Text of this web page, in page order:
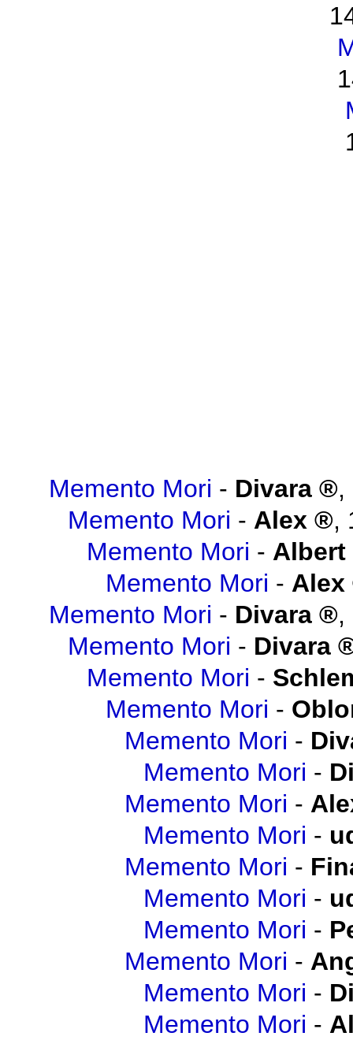
Memento Mori - Divara ,
Memento Mori - Alex ,
Memento Mori - Albert
Memento Mori - Alex
Memento Mori - Divara ,
Memento Mori - Divara
Memento Mori -
Memento Mori -
Memento Mori -
Memento Mori -
Memento Mori -
Memento Mori -
Memento Mori -
Memento Mori -
Memento Mori -
Memento Mori -
Memento Mori -
Memento Mori -